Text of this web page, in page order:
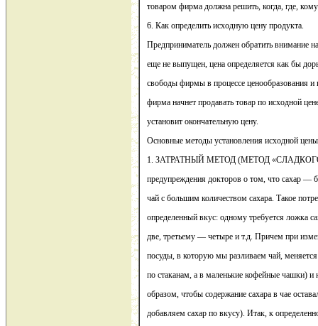
товаром фирма должна решить, когда, где,
6. Как определить исходную цену продукта.
Предприниматель должен обратить внимание
еще не выпущен, цена определяется как бы
свободы фирмы в процессе ценообразования и
фирма начнет продавать товар по исходной
установит окончательную цену.
Основные методы установления исходной
1. ЗАТРАТНЫЙ МЕТОД (МЕТОД «СЛАДКОГО
предупреждения докторов о том, что сахар —
чай с большим количеством сахара. Такое
определенный вкус: одному требуется ложка
две, третьему — четыре и т.д. Причем при
посуды, в которую мы разливаем чай,
по стаканам, а в маленькие кофейные чашки) и
образом, чтобы содержание сахара в чае
добавляем сахар по вкусу). Итак, к